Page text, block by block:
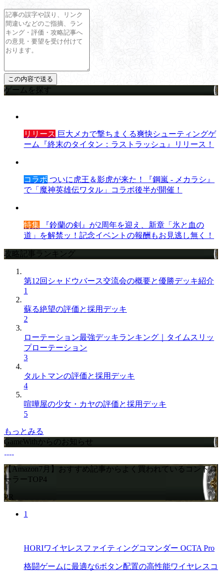
ゲームを探す
リリース 巨大メカで撃ちまくる爽快シューティングゲ
ーム『終末のタイタン：ラストラッシュ』リリース！
コラボ ついに虎王＆影虎が来た！『鋼嵐 - メカラシ』
で「魔神英雄伝ワタル」コラボ後半が開催！
特集 『鈴蘭の剣』が2周年を迎え、新章「氷と血の
道」を解禁ッ！記念イベントの報酬もお見逃し無く！
攻略記事ランキング
第12回シャドウバース交流会の概要と優勝デッキ紹介
1
蘇る絶望の評価と採用デッキ
2
ローテーション最強デッキランキング｜タイムスリッ
プローテーション
3
タルトマンの評価と採用デッキ
4
喧嘩屋の少女・カヤの評価と採用デッキ
5
もっとみる
GameWithからのお知らせ
【Amazon7月】おすすめ記事からよく買われているコントロ
ーラーTOP4
PR
1
HORIワイヤレスファイティングコマンダー OCTA Pro
格闘ゲームに最適な6ボタン配置の高性能ワイヤレスコ